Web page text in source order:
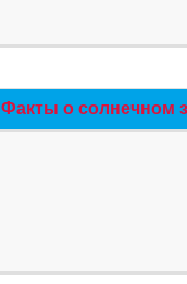
Факты о солнечном